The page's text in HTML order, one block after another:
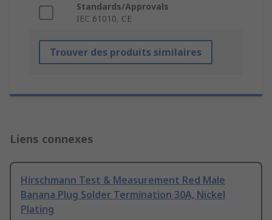
Standards/Approvals
IEC 61010, CE
Trouver des produits similaires
Liens connexes
Hirschmann Test & Measurement Red Male
Banana Plug Solder Termination 30A, Nickel
Plating